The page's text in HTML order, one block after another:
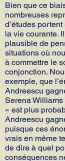
Bien que ce
nombreuses
d’études
la vie courante.
plausible de
situations où
à commettre le
conjonction.
exemple, que
Andreescu
Serena
» est plus
Andreescu
puisque ces
vrais en même
de dire à quel
conséquences